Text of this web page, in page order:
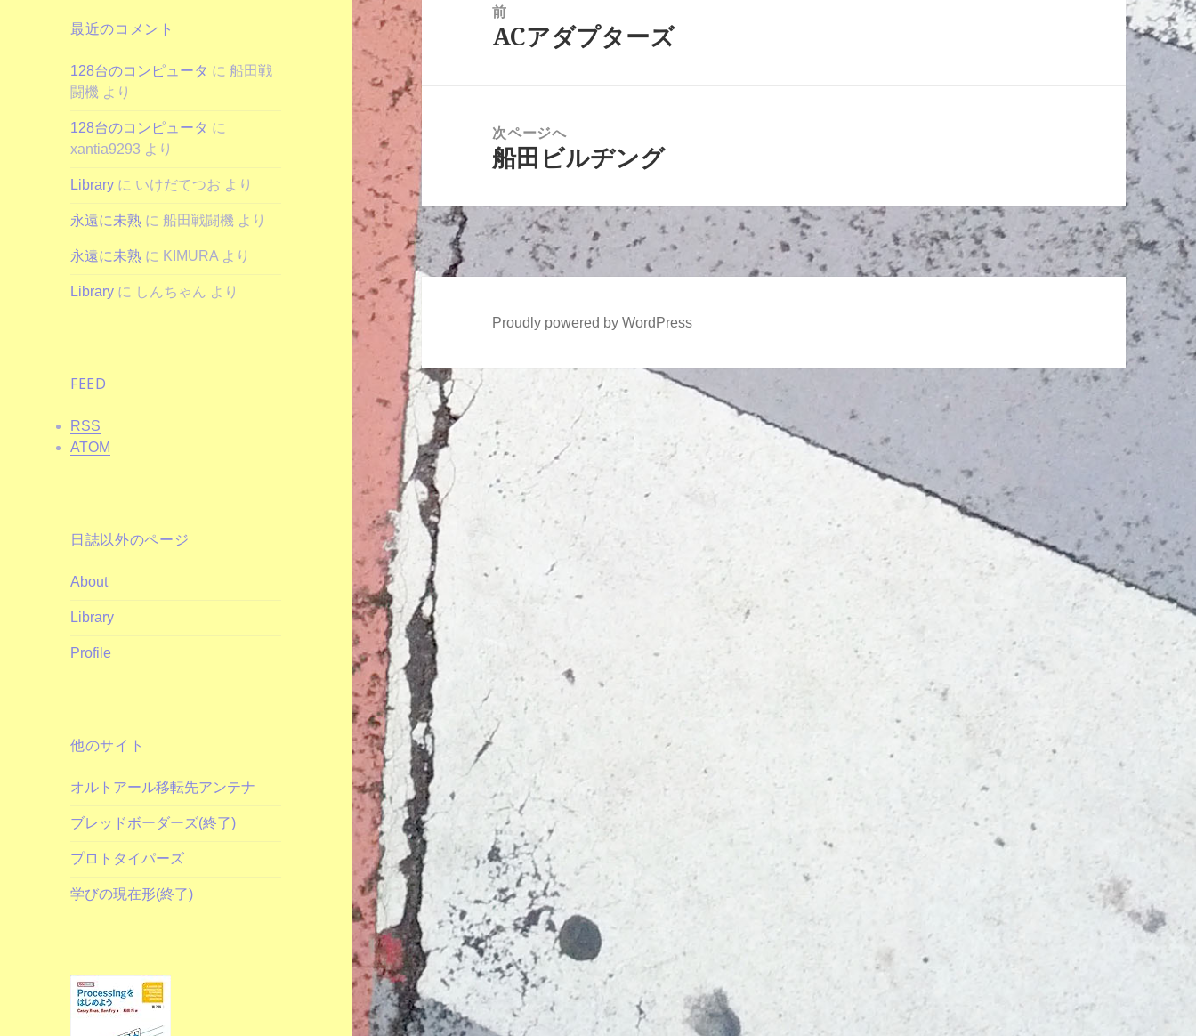
最近のコメント
128台のコンピュータ に船田戦
闘機 より
128台のコンピュータ に
xantia9293 より
Library に いけだてつお より
永遠に未熟 に船田戦闘機 より
永遠に未熟 に KIMURA より
Library に しんちゃん より
FEED
RSS
ATOM
日誌以外のページ
About
Library
Profile
他のサイト
オルトアール移転先アンテナ
ブレッドボーダーズ(終了)
プロトタイパーズ
学びの現在形(終了)
ビ
シ
ョ
前
前
ACアダプターズ
次ページへ
次
投
稿:
船田ビルヂング
Proudly powered by WordPress